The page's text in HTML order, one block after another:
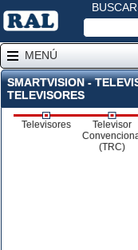
BUSCAR
MENÚ
SMARTVISION -
TELEVISORES
Televisores
Televisor
(TRC)